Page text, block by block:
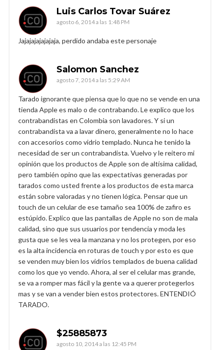
Luis Carlos Tovar Suárez
agosto 6, 2014 a las 1:48 PM
Jajajajajajajaja, perdido andaba este personaje
Salomon Sanchez
agosto 7, 2014 a las 5:29 AM
Tarado ignorante que piensa que lo que no se vende en una
tienda Apple es malo o de contrabando. Le explico que los
contrabandistas en Colombia son lavadores. Y si un
contrabandista va a lavar dinero, generalmente no lo hace
con accesorios como vidrio templado. Nunca he tenido la
necesidad de ser un contrabandista. Vuelvo y le reitero mi
opinión que los productos de Apple son de altísima calidad,
pero también opino que las expectativas generadas por
tarados como usted frente a los productos de esta marca
están sobre valoradas y no tienen lógica. Pensar que un
touch de un celular de ese tamaño sea 100% de zafiro es
estúpido. Explico que las pantallas de Apple no son de mala
calidad, sino que sus usuarios por tendencia y moda les
gusta que se les vea la manzana y no los protegen, por eso
es la alta incidencia en roturas de touch y por esto es que
se venden muy bien los vidrios templados de buena calidad
como los que yo vendo. Ahora, al ser el celular mas grande,
se va a romper mas fácil y la gente va a querer protegerlos
mas y se van a vender bien estos protectores. ENTENDIÓ
TARADO.
$25885873
agosto 10, 2014 a las 12:45 PM